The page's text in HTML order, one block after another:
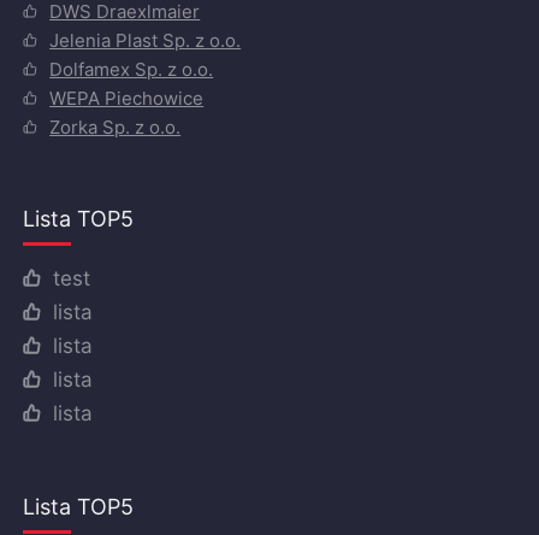
DWS Draexlmaier
Jelenia Plast Sp. z o.o.
Dolfamex Sp. z o.o.
WEPA Piechowice
Zorka Sp. z o.o.
Lista TOP5
test
lista
lista
lista
lista
Lista TOP5